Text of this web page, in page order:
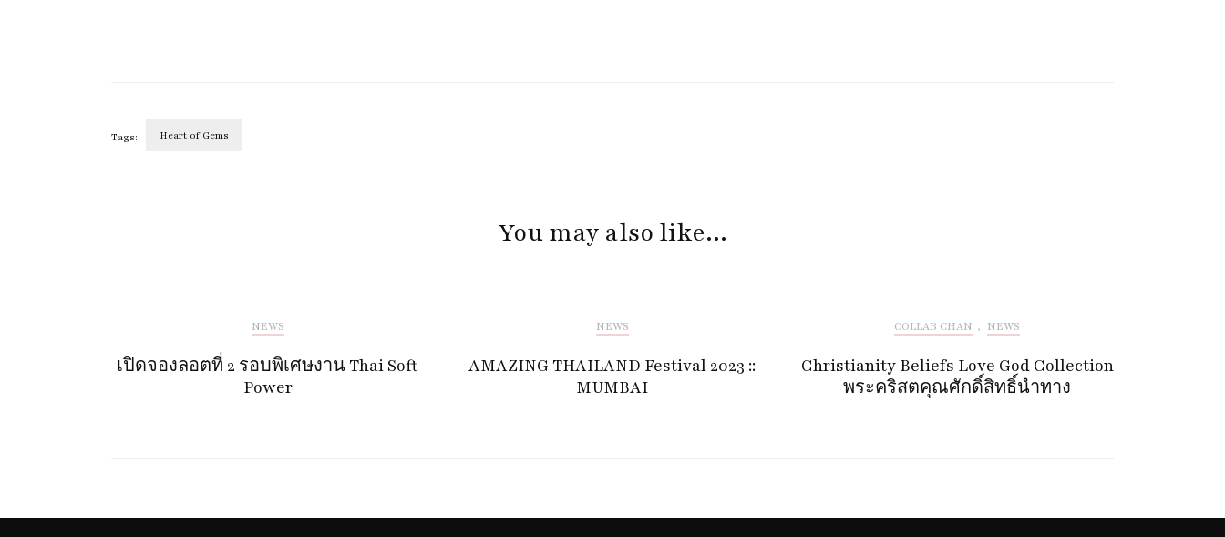
Tags: Heart of Gems
You may also like...
NEWS
เปิดจองลอตที่ 2 รอบพิเศษงาน Thai Soft
Power
NEWS
AMAZING THAILAND Festival 2023 ::
MUMBAI
COLLAB CHAN , NEWS
Christianity Beliefs Love God Collection
พระคริสตคุณศักดิ์สิทธิ์นำทาง